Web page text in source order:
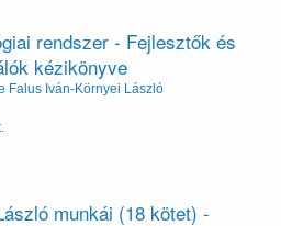
rendszer - Fejlesztők és
kézikönyve
Falus Iván-Környei László
munkái (18 kötet) -